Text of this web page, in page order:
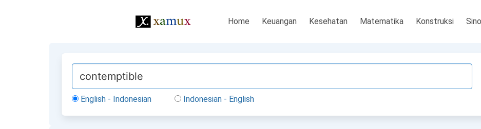
Home Keuangan Kesehatan Matematika Konstruksi
English - Indonesian Indonesian - English